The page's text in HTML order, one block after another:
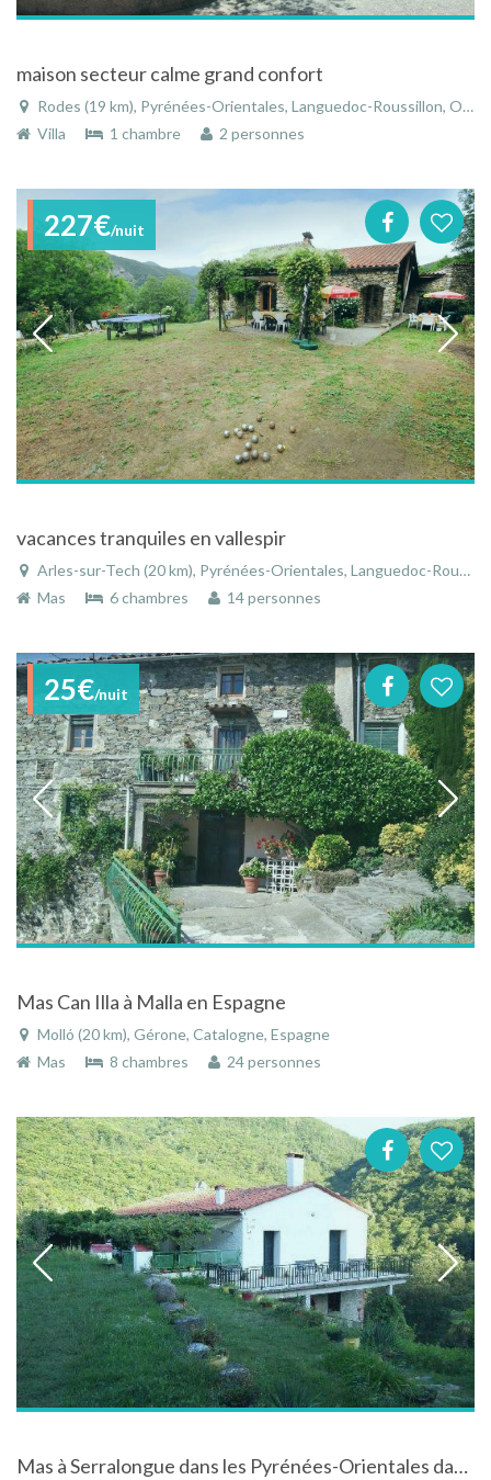
maison secteur calme grand confort
Rodes (19 km), Pyrénées-Orientales, Languedoc-Roussillon, Occitanie, France
Villa
1 chambre 2 personnes
227€/nuit
vacances tranquiles en vallespir
Arles-sur-Tech (20 km), Pyrénées-Orientales, Languedoc-Roussillon, Occitanie, France
Mas
6 chambres 14 personnes
25€/nuit
Mas Can Illa à Malla en Espagne
Molló (20 km), Gérone, Catalogne, Espagne
Mas
8 chambres 24 personnes
Mas à Serralongue dans les Pyrénées-Orientales dans le Languedoc-Roussillon